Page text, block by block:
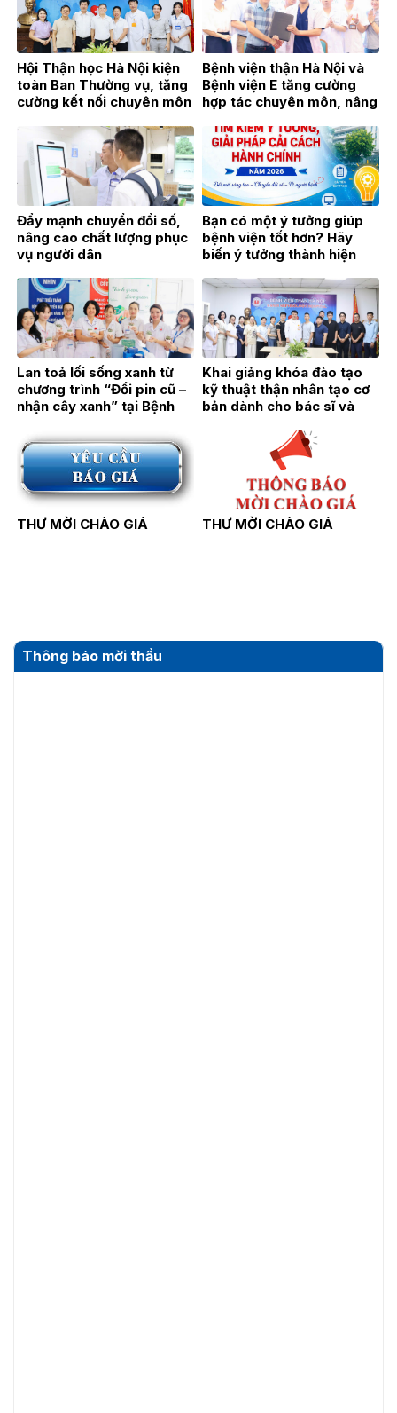
Hội Thận học Hà Nội kiện
toàn Ban Thường vụ, tăng
cường kết nối chuyên môn
chuyên ngành Thận học
Bệnh viện thận Hà Nội và
Bệnh viện E tăng cường
hợp tác chuyên môn, nâng
chữa bệnh
Đẩy mạnh chuyển đổi số,
nâng cao chất lượng phục
vụ người dân
Bạn có một ý tưởng giúp
bệnh viện tốt hơn? Hãy
biến ý tưởng thành hiện
Lan toả lối sống xanh từ
chương trình “Đổi pin cũ –
nhận cây xanh” tại Bệnh
Khai giảng khóa đào tạo
kỹ thuật thận nhân tạo cơ
bản dành cho bác sĩ và
THƯ MỜI CHÀO GIÁ THƯ MỜI CHÀO GIÁ
Thông báo mời thầu